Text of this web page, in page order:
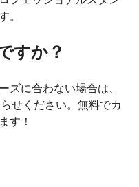
。
すか？
ズに合わない場合は、
せください。無料でカ
す！